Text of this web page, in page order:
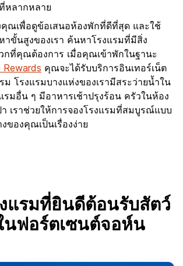
หลากหลาย
คุณเพื่อดูข้อเสนอห้องพักที่ดีที่สุด และใช้
ขั้นสูงของเรา ค้นหาโรงแรมที่มีสิ่ง
กที่คุณต้องการ เมื่อคุณเข้าพักในฐานะ
Rewards คุณจะได้รับบริการอินเทอร์เน็ต
ม โรงแรมบางแห่งของเรามีสระว่ายน้ำใน
มอื่น ๆ มีอาหารเช้าปรุงร้อน ครัวในห้อง
เราช่วยให้การจองโรงแรมที่สมบูรณ์แบบ
ของคุณเป็นเรื่องง่าย
แรมที่ยินดีต้อนรับสัตว์
นฟอร์ตเซนต์จอห์น